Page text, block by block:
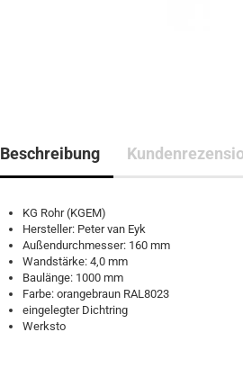
Beschreibung
KG Rohr (KGEM)
Hersteller: Peter van Eyk
Außendurchmesser: 160 mm
Wandstärke: 4,0 mm
Baulänge: 1000 mm
Farbe: orangebraun RAL8023
eingelegter Dichtring
Werksto